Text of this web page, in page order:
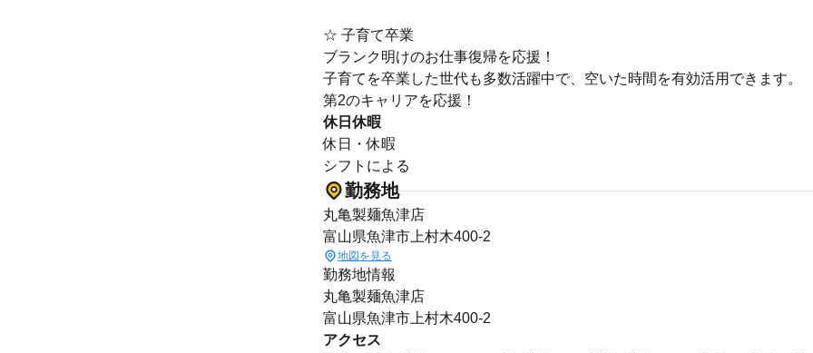
☆ 子育て卒業
ブランク明けのお仕事復帰を応援！
子育てを卒業した世代も多数活躍中で、空いた時間を有効活用できます。
第2のキャリアを応援！
休日休暇
休日・休暇
シフトによる
勤務地
丸亀製麺魚津店
富山県魚津市上村木400-2
地図を見る
勤務地情報
丸亀製麺魚津店
富山県魚津市上村木400-2
アクセス